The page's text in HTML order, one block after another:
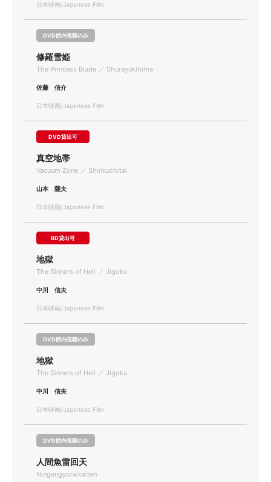
日本映画/Japanese Film
DVD館内視聴のみ
修羅雪姫
The Princess Blade ／ Shurayukihime
佐藤 信介
日本映画/Japanese Film
DVD貸出可
真空地帯
Vacuum Zone ／ Shinkuchitai
山本 薩夫
日本映画/Japanese Film
BD貸出可
地獄
The Sinners of Hell ／ Jigoku
中川 信夫
日本映画/Japanese Film
DVD館内視聴のみ
地獄
The Sinners of Hell ／ Jigoku
中川 信夫
日本映画/Japanese Film
DVD館内視聴のみ
人間魚雷回天
Ningengyoraikaiten